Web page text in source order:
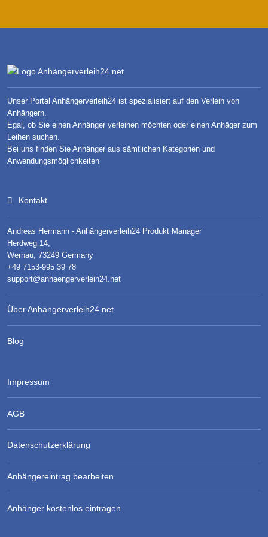
Unser Portal Anhängerverleih24 ist spezialisiert auf den Verleih von
Anhängern.
Egal, ob Sie einen Anhänger verleihen möchten oder einen Anhäger zum
Leihen suchen.
Bei uns finden Sie Anhänger aus sämtlichen Kategorien und
Anwendungsmöglichkeiten
Kontakt
Andreas Hermann - Anhängerverleih24 Produkt Manager
Herdweg 14,
Wernau, 73249 Germany
+49 7153-995 39 78
support@anhaengerverleih24.net
Über Anhängerverleih24.net
Blog
Impressum
AGB
Datenschutzerklärung
Anhängereintrag bearbeiten
Anhänger kostenlos eintragen